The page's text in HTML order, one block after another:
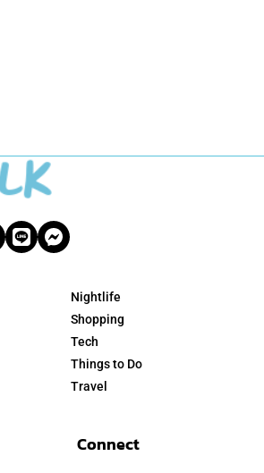
Nightlife
Shopping
Tech
Things to Do
Travel
Connect